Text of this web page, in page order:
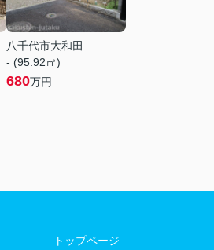
八千代市大和田
- (95.92㎡)
680万円
トップページ